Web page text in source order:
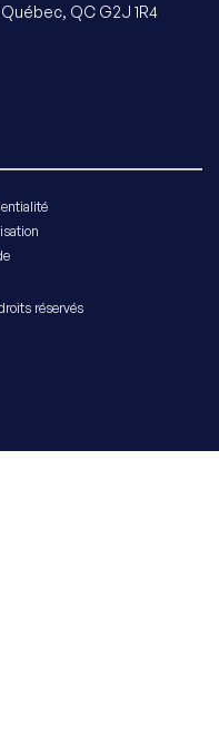
QC G2J 1R4
réservés